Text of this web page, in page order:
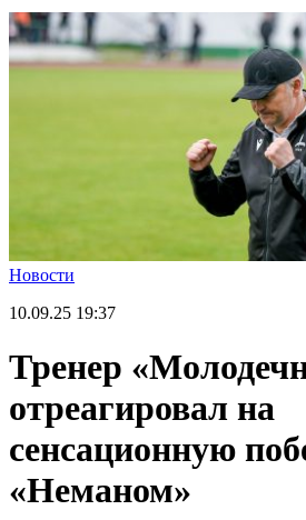
Новости
10.09.25 19:37
Тренер
отреагировал на
сенсационную
«Неманом»